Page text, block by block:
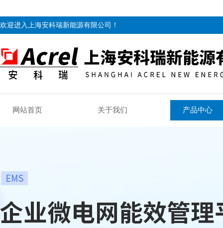
欢迎进入上海安科瑞新能源有限公司！
网站首页 关于我们 产品中心